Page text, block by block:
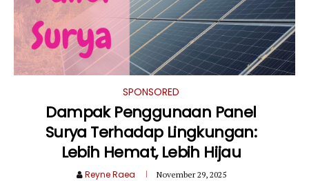
SPONSORED
Dampak Penggunaan Panel
Surya Terhadap Lingkungan:
Lebih Hemat, Lebih Hijau
Reyne Raea November 29, 2025